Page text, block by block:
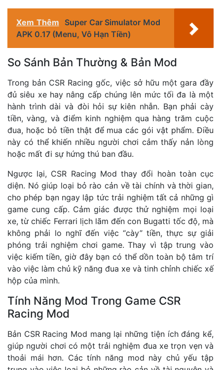
Xem Thêm
Super Car Simulator Mod
APK 0.17 (Menu, Vô Hạn Tiền)
So Sánh Bản Thường & Bản Mod
Trong bản CSR Racing gốc, việc sở hữu một gara đầy
đủ siêu xe hay nâng cấp chúng lên mức tối đa là một
hành trình dài và đòi hỏi sự kiên nhẫn. Bạn phải cày
tiền, vàng, và điểm kinh nghiệm qua hàng trăm cuộc
đua, hoặc bỏ tiền thật để mua các gói vật phẩm. Điều
này có thể khiến nhiều người chơi cảm thấy nản lòng
hoặc mất đi sự hứng thú ban đầu.
Ngược lại, CSR Racing Mod thay đổi hoàn toàn cục
diện. Nó giúp loại bỏ rào cản về tài chính và thời gian,
cho phép bạn ngay lập tức trải nghiệm tất cả những gì
game cung cấp. Cảm giác được thử nghiệm mọi loại
xe, từ chiếc Ferrari lịch lãm đến con Bugatti tốc độ, mà
không phải lo nghĩ đến việc “cày” tiền, thực sự giải
phóng trải nghiệm chơi game. Thay vì tập trung vào
việc kiếm tiền, giờ đây bạn có thể dồn toàn bộ tâm trí
vào việc làm chủ kỹ năng đua xe và tinh chỉnh chiếc xế
hộp của mình.
Tính Năng Mod Trong Game CSR
Racing Mod
Bản CSR Racing Mod mang lại những tiện ích đáng kể,
giúp người chơi có một trải nghiệm đua xe trọn vẹn và
thoải mái hơn. Các tính năng mod này chủ yếu tập